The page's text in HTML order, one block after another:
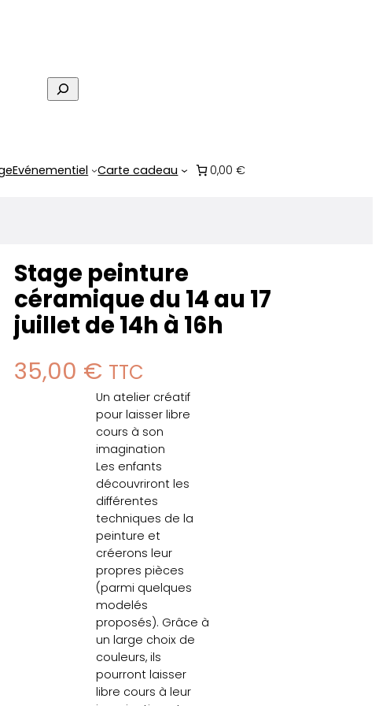
R
e
r
Evénementiel Carte cadeau 0,00 €
Stage peinture
céramique du 14 au 17
juillet de 14h à 16h
35,00 € TTC
Un atelier créatif
pour laisser libre
cours à son
imagination
Les enfants
découvriront les
différentes
techniques de la
peinture et
créerons leur
propres pièces
(parmi quelques
modelés
proposés). Grâce à
un large choix de
couleurs, ils
pourront laisser
libre cours à leur